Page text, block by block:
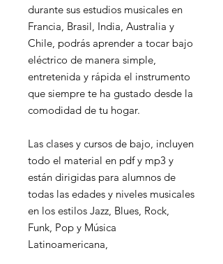
durante sus estudios musicales en
Francia, Brasil, India, Australia y
Chile, podrás aprender a tocar bajo
eléctrico de manera simple,
entretenida y rápida el instrumento
que siempre te ha gustado desde la
comodidad de tu hogar.
Las clases y cursos de bajo, incluyen
todo el material en pdf y mp3 y
están dirigidas para alumnos de
todas las edades y niveles musicales
en los estilos Jazz, Blues, Rock,
Funk, Pop y Música
Latinoamericana,